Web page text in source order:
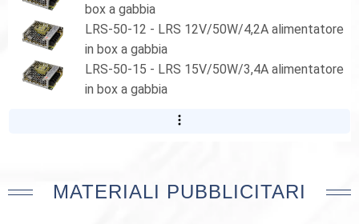
box a gabbia
LRS-50-12 - LRS 12V/50W/4,2A alimentatore
in box a gabbia
LRS-50-15 - LRS 15V/50W/3,4A alimentatore
in box a gabbia
MATERIALI PUBBLICITARI